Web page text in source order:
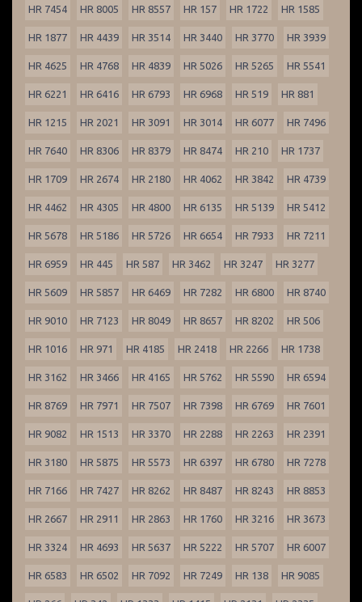
HR 7454 HR 8005 HR 8557 HR 157 HR 1722 HR 1585
HR 1877 HR 4439 HR 3514 HR 3440 HR 3770 HR 3939
HR 4625 HR 4768 HR 4839 HR 5026 HR 5265 HR 5541
HR 6221 HR 6416 HR 6793 HR 6968 HR 519 HR 881
HR 1215 HR 2021 HR 3091 HR 3014 HR 6077 HR 7496
HR 7640 HR 8306 HR 8379 HR 8474 HR 210 HR 1737
HR 1709 HR 2674 HR 2180 HR 4062 HR 3842 HR 4739
HR 4462 HR 4305 HR 4800 HR 6135 HR 5139 HR 5412
HR 5678 HR 5186 HR 5726 HR 6654 HR 7933 HR 7211
HR 6959 HR 445 HR 587 HR 3462 HR 3247 HR 3277
HR 5609 HR 5857 HR 6469 HR 7282 HR 6800 HR 8740
HR 9010 HR 7123 HR 8049 HR 8657 HR 8202 HR 506
HR 1016 HR 971 HR 4185 HR 2418 HR 2266 HR 1738
HR 3162 HR 3466 HR 4165 HR 5762 HR 5590 HR 6594
HR 8769 HR 7971 HR 7507 HR 7398 HR 6769 HR 7601
HR 9082 HR 1513 HR 3370 HR 2288 HR 2263 HR 2391
HR 3180 HR 5875 HR 5573 HR 6397 HR 6780 HR 7278
HR 7166 HR 7427 HR 8262 HR 8487 HR 8243 HR 8853
HR 2667 HR 2911 HR 2863 HR 1760 HR 3216 HR 3673
HR 3324 HR 4693 HR 5637 HR 5222 HR 5707 HR 6007
HR 6583 HR 6502 HR 7092 HR 7249 HR 138 HR 9085